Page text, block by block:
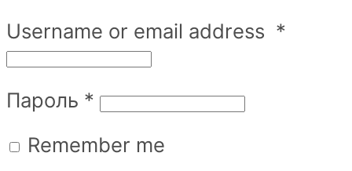
Username or email address *
Пароль *
Remember me